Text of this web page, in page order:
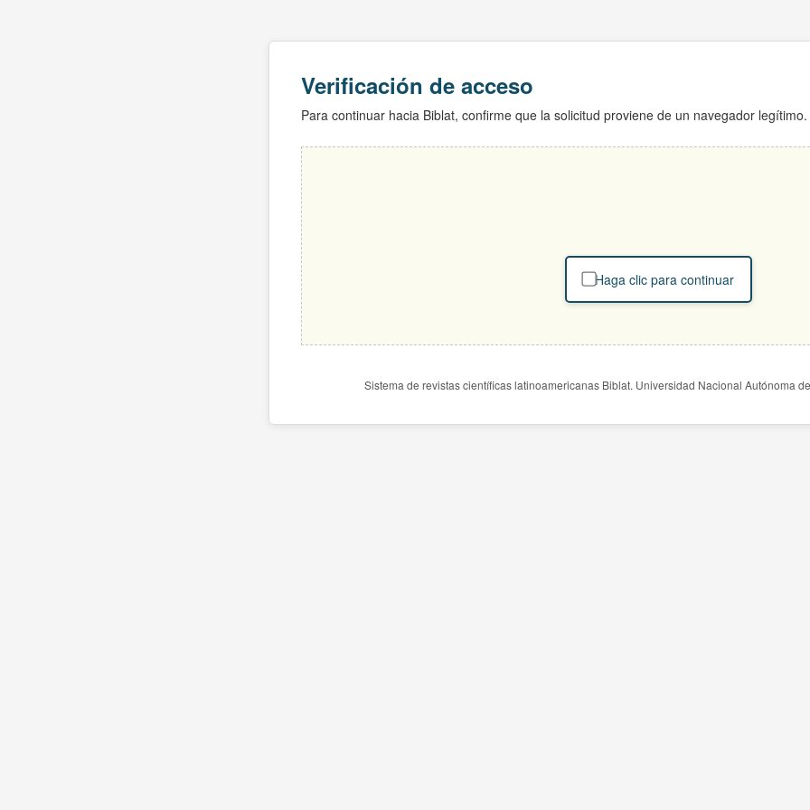
Verificación de acceso
Para continuar hacia Biblat, confirme que la solicitud proviene de un navegador legítimo.
Haga clic para continuar
Sistema de revistas científicas latinoamericanas Biblat. Universidad Nacional Autónoma